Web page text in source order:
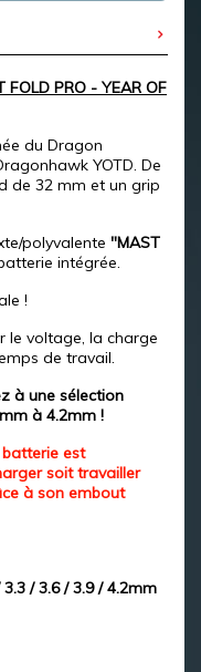
FOLD PRO - YEAR OF
du Dragon
YOTD. De
de 32 mm et un grip
polyvalente "MAST
intégrée.
!
le voltage, la charge
de travail.
à une sélection
à 4.2mm !
est
soit travailler
à son embout
/ 3.6 / 3.9 / 4.2mm